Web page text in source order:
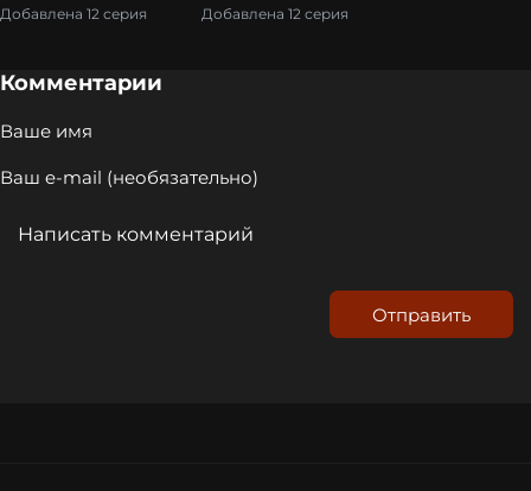
Добавлена 12 серия Добавлена 12 серия
Комментарии
Отправить